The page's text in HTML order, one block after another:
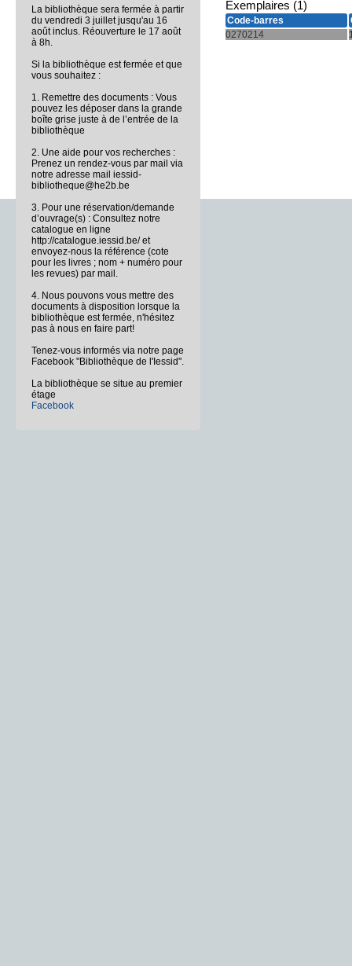
Exemplaires (1)
Code-barres
0270214
La bibliothèque sera fermée à partir
du vendredi 3 juillet jusqu'au 16
août inclus. Réouverture le 17 août
à 8h.
Si la bibliothèque est fermée et que
vous souhaitez :
1. Remettre des documents : Vous
pouvez les déposer dans la grande
boîte grise juste à de l’entrée de la
bibliothèque
2. Une aide pour vos recherches :
Prenez un rendez-vous par mail via
notre adresse mail iessid-
bibliotheque@he2b.be
3. Pour une réservation/demande
d’ouvrage(s) : Consultez notre
catalogue en ligne
http://catalogue.iessid.be/ et
envoyez-nous la référence (cote
pour les livres ; nom + numéro pour
les revues) par mail.
4. Nous pouvons vous mettre des
documents à disposition lorsque la
bibliothèque est fermée, n'hésitez
pas à nous en faire part!
Tenez-vous informés via notre page
Facebook "Bibliothèque de l'Iessid".
La bibliothèque se situe au premier
étage
Facebook